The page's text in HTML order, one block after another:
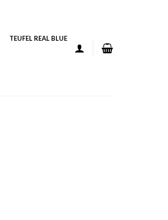
TEUFEL REAL BLUE